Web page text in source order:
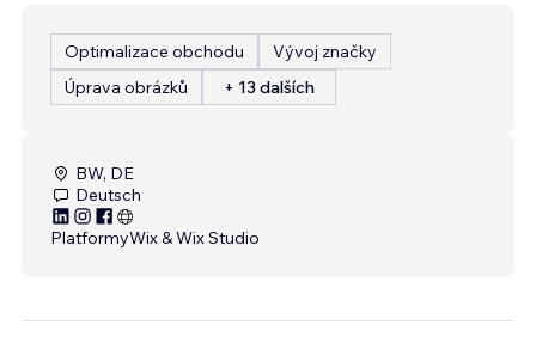
Optimalizace obchodu
Vývoj značky
Úprava obrázků
+ 13 dalších
BW, DE
Deutsch
PlatformyWix & Wix Studio